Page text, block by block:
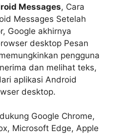
Messages, Cara
Messages Setelah
Google akhirnya
desktop Pesan
pengguna
dan melihat teks,
aplikasi Android
desktop.
Google Chrome,
Microsoft Edge, Apple